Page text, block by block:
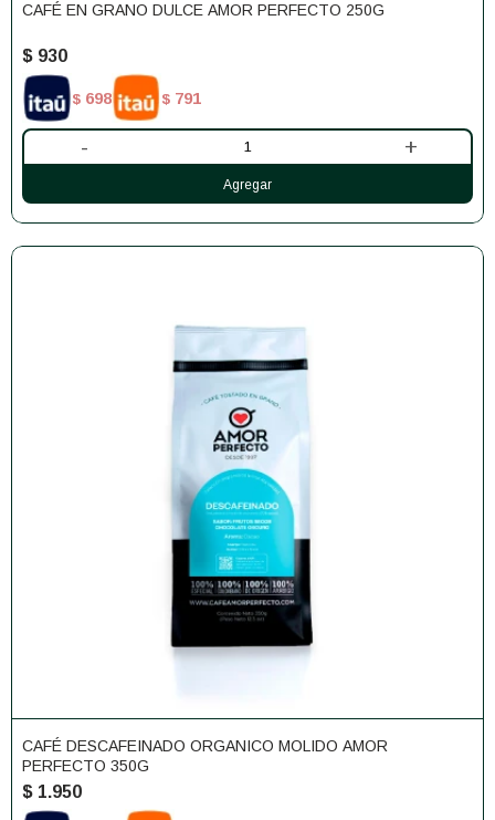
CAFÉ EN GRANO DULCE AMOR PERFECTO 250G
$ 930
$ 698 $ 791
- +
CAFÉ DESCAFEINADO ORGANICO MOLIDO AMOR
PERFECTO 350G
$ 1.950